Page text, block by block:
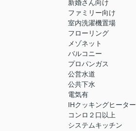
新婚さん向け
ファミリー向け
室内洗濯機置場
フローリング
メゾネット
バルコニー
プロパンガス
公営水道
公共下水
電気有
IHクッキングヒーター
コンロ２口以上
システムキッチン